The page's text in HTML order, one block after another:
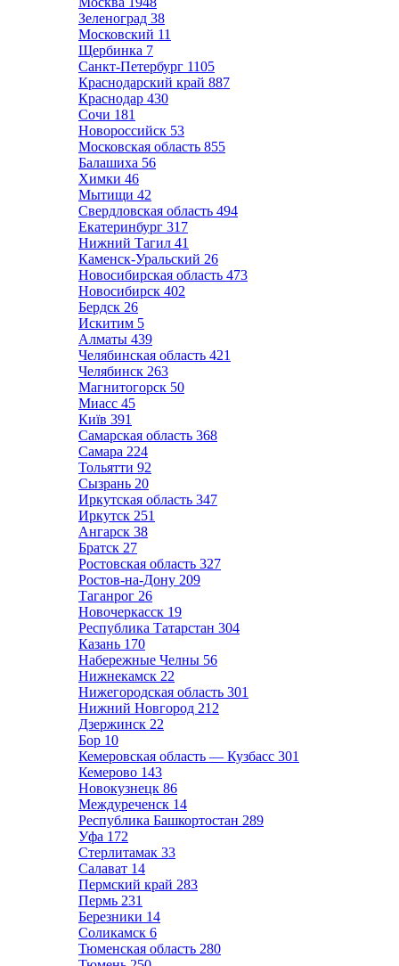
Зеленоград 38
Московский 11
Щербинка 7
Санкт-Петербург 1105
Краснодарский край 887
Краснодар 430
Сочи 181
Новороссийск 53
Московская область 855
Балашиха 56
Химки 46
Мытищи 42
Свердловская область 494
Екатеринбург 317
Нижний Тагил 41
Каменск-Уральский 26
Новосибирская область 473
Новосибирск 402
Бердск 26
Искитим 5
Алматы 439
Челябинская область 421
Челябинск 263
Магнитогорск 50
Миасс 45
Київ 391
Самарская область 368
Самара 224
Тольятти 92
Сызрань 20
Иркутская область 347
Иркутск 251
Ангарск 38
Братск 27
Ростовская область 327
Ростов-на-Дону 209
Таганрог 26
Новочеркасск 19
Республика Татарстан 304
Казань 170
Набережные Челны 56
Нижнекамск 22
Нижегородская область 301
Нижний Новгород 212
Дзержинск 22
Бор 10
Кемеровская область — Кузбасс 301
Кемерово 143
Новокузнецк 86
Междуреченск 14
Республика Башкортостан 289
Уфа 172
Стерлитамак 33
Салават 14
Пермский край 283
Пермь 231
Березники 14
Соликамск 6
Тюменская область 280